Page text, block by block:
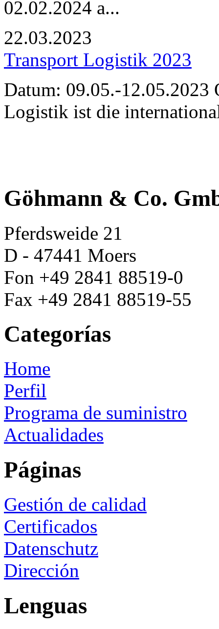
02.02.2024 a...
22.03.2023
Transport Logistik 2023
Datum: 09.05.-12.05.2023
Logistik ist die
Göhmann & Co.
Pferdsweide 21
D - 47441 Moers
Fon +49 2841 88519-0
Fax +49 2841 88519-55
Categorías
Home
Perfil
Programa de suministro
Actualidades
Páginas
Gestión de calidad
Certificados
Datenschutz
Dirección
Lenguas